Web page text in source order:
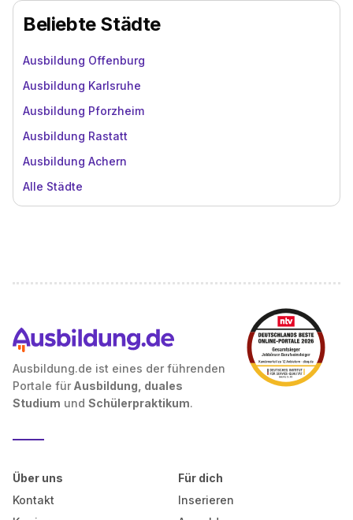
Beliebte Städte
Ausbildung Offenburg
Ausbildung Karlsruhe
Ausbildung Pforzheim
Ausbildung Rastatt
Ausbildung Achern
Alle Städte
Ausbildung.de ist eines der führenden
Portale für Ausbildung, duales
Studium und Schülerpraktikum.
Über uns
Kontakt
Für dich
Inserieren